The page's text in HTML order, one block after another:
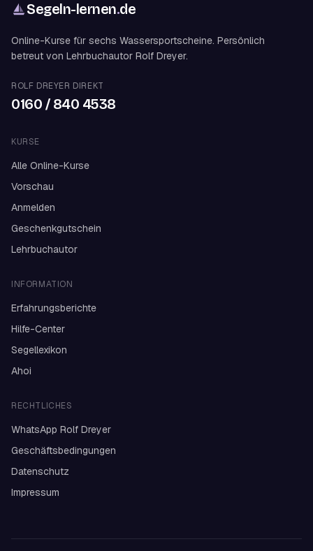
Segeln-lernen.de
Online-Kurse für sechs Wassersportscheine. Persönlich
betreut von Lehrbuchautor Rolf Dreyer.
ROLF DREYER DIREKT
0160 / 840 4538
KURSE
Alle Online-Kurse
Vorschau
Anmelden
Geschenkgutschein
Lehrbuchautor
INFORMATION
Erfahrungsberichte
Hilfe-Center
Segellexikon
Ahoi
RECHTLICHES
WhatsApp Rolf Dreyer
Geschäftsbedingungen
Datenschutz
Impressum